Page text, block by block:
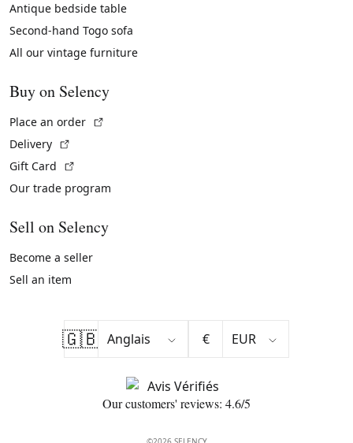
Antique bedside table
Second-hand Togo sofa
All our vintage furniture
Buy on Selency
Place an order
Delivery
Gift Card
Our trade program
Sell on Selency
Become a seller
Sell an item
🇬🇧 €
Our customers' reviews: 4.6/5